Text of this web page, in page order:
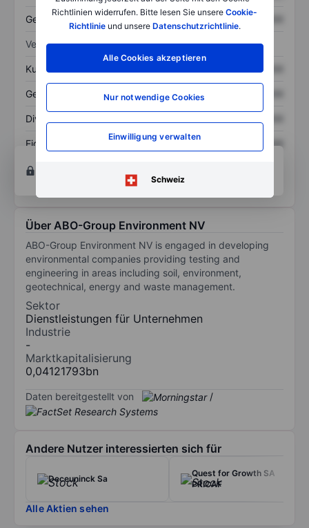
Richtlinien widerrufen. Bitte lesen Sie unsere Cookie-
Richtlinieund unsere Datenschutzrichtlinie.
Alle Cookies akzeptieren
Nur notwendige Cookies
Einwilligung verwalten
Schweiz
Gesamtschulden XXXXXXX XXXXXXX
Verhältnisse
Kurs/Umsatz XXXXXXX
Gewinn je Aktie XXXXXXX
Dividende je Aktie
Eigenkapitalrendite XXXXXXX
XXXXXXX
und Analyse-Tools zu erhalten.
Über ABO-Group Environment NV
ABO-Group Environment NV is engaged in developing
environmental companies providing testing and
engineering in areas including soil, environment,
geotechnical, energy and waste management.
Sektor
Dienstleistungen für Unternehmen
Industrie
-
Marktkapitalisierung
0,04121793bn
Daten bereitgestellt von /
Andere Nutzer interessierten sich für
Deceuninck Sa
Quest for Growth SA
PRICAF
Alle Aktien sehen